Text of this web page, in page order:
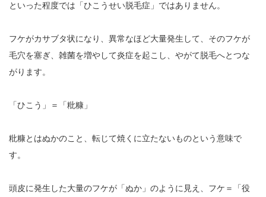
といった程度では「ひこうせい脱毛症」ではありません。
フケがカサブタ状になり、異常なほど大量発生して、そのフケが
毛穴を塞ぎ、雑菌を増やして炎症を起こし、やがて脱毛へとつな
がります。
「ひこう」＝「粃糠」
粃糠とはぬかのこと、転じて焼くに立たないものという意味で
す。
頭皮に発生した大量のフケが「ぬか」のように見え、フケ＝「役